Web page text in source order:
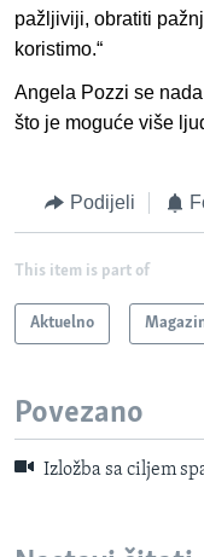
pažljiviji, obratiti
koristimo.“
Angela Pozzi se
što je moguće više
Podijeli
This item is part of
Aktuelno
Povezano
Izložba sa ciljem